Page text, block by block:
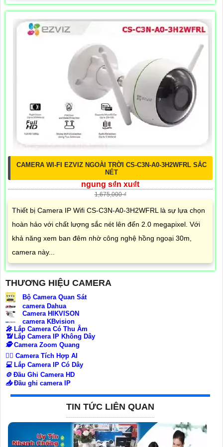
CAMERA WI-FI EZVIZ NGOÀI TRỜI CS-C3N-A0-3H2WFRL SẮC
NÉT
ngung s₫n xu₫t
1,675,000 ₫
Thiết bị Camera IP Wifi CS-C3N-A0-3H2WFRL là sự lựa chọn
hoàn hảo với chất lượng sắc nét lên đến 2.0 megapixel. Với
khả năng xem ban đêm nhờ công nghệ hồng ngoại 30m,
camera này...
THƯƠNG HIỆU CAMERA
Bộ Camera Quan Sát
camera Dahua
Camera HIKVISON
camera KBvision
️🎤️ Lắp Camera Có Thu Âm
📶 Lắp Camera IP Không Dây
🕵️Camera Zoom Quang
🧛‍♀️ Camera Tích Hợp AI
💻Lắp Camera IP Có Dây
⚙️Đầu Ghi Camera HD
📥Đầu ghi camera IP
TIN TỨC LIÊN QUAN